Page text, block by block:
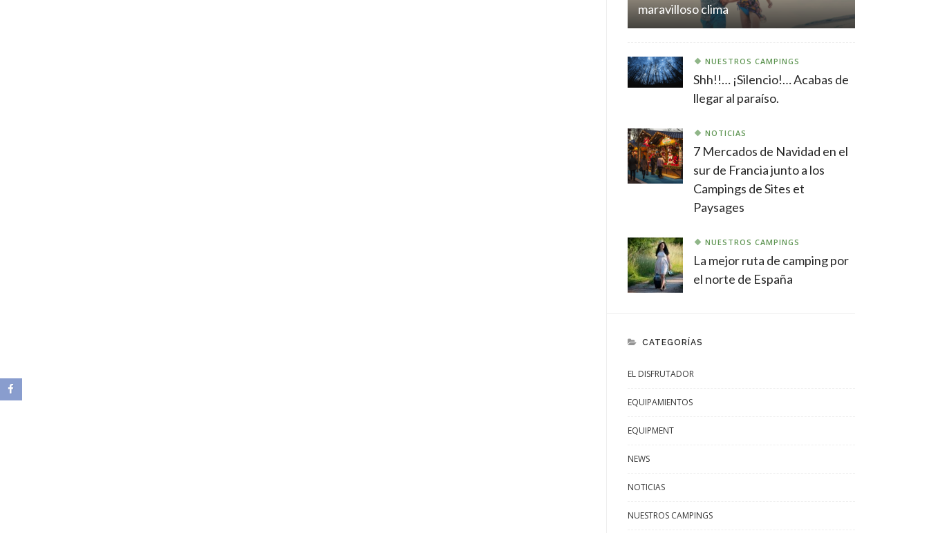
maravilloso clima
NUESTROS CAMPINGS
Shh!!… ¡Silencio!… Acabas de
llegar al paraíso.
NOTICIAS
7 Mercados de Navidad en el
sur de Francia junto a los
Campings de Sites et
Paysages
NUESTROS CAMPINGS
La mejor ruta de camping por
el norte de España
CATEGORÍAS
EL DISFRUTADOR
EQUIPAMIENTOS
EQUIPMENT
NEWS
NOTICIAS
NUESTROS CAMPINGS